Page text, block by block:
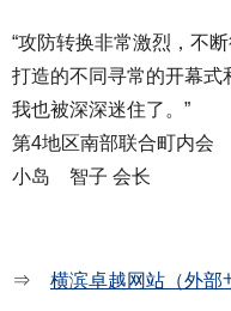
“攻防转换非常激烈，不
打造的不同寻常的开幕式
我也被深深迷住了。”
第4地区南部联合町内会
小岛 智子 会长
⇒ 横滨卓越网站（外部